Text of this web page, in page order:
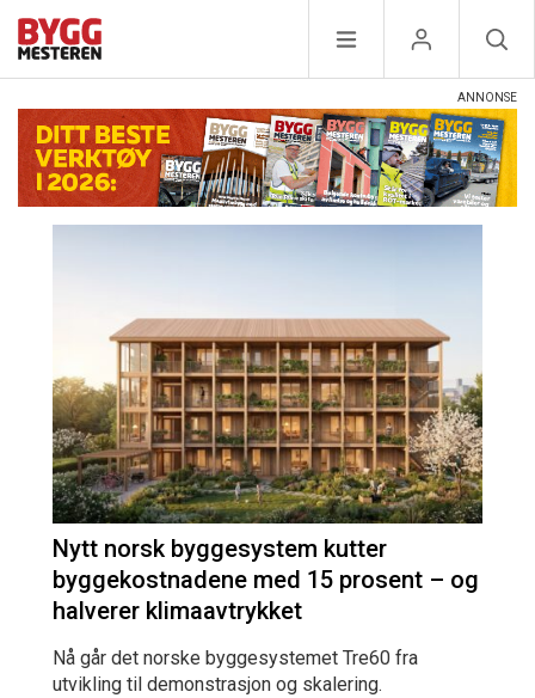
Nytt norsk byggesystem kutter
byggekostnadene med 15 prosent – og
halverer klimaavtrykket
Nå går det norske byggesystemet Tre60 fra
utvikling til demonstrasjon og skalering.